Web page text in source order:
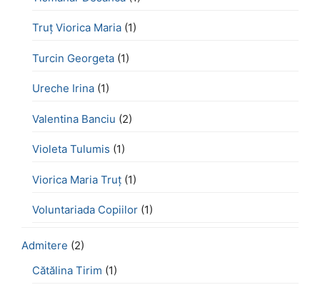
Truț Viorica Maria (1)
Turcin Georgeta (1)
Ureche Irina (1)
Valentina Banciu (2)
Violeta Tulumis (1)
Viorica Maria Truț (1)
Voluntariada Copiilor (1)
Admitere (2)
Cătălina Tirim (1)